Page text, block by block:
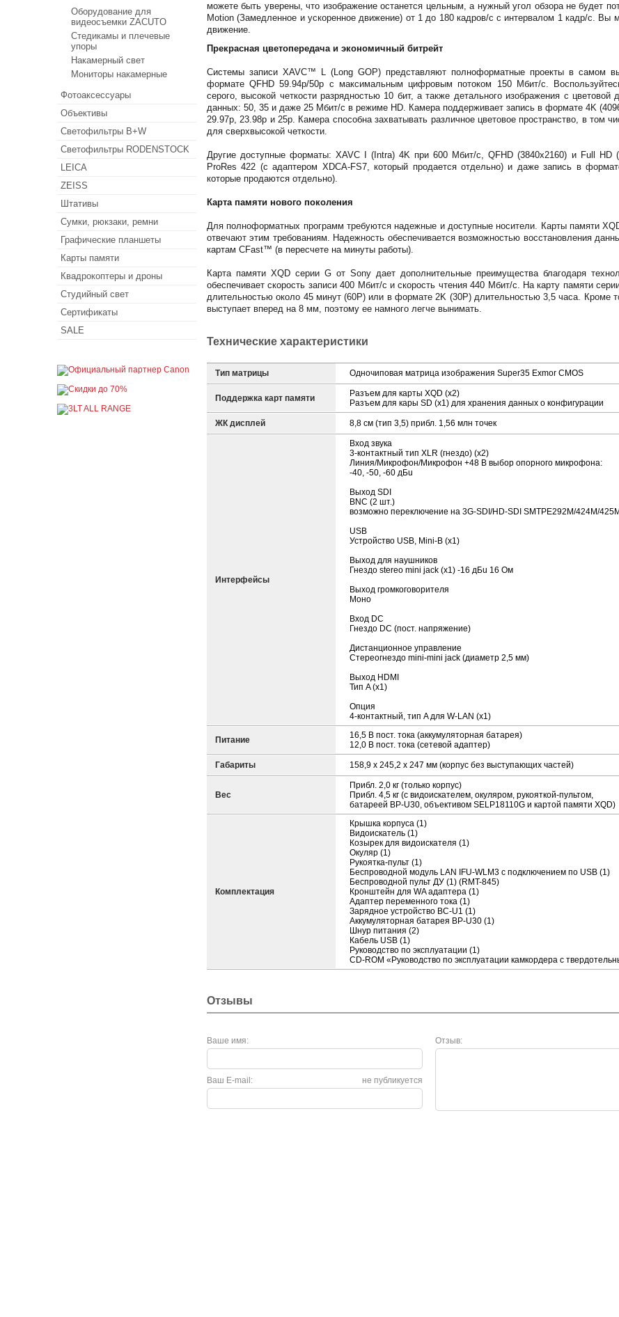
можете быть уверены, что изображение останется цельным, а нужный угол обзора не будет
Motion (Замедленное и ускоренное движение) от 1 до 180 кадров/с с интервалом 1 кадр/с. Вы
движение.
Прекрасная цветопередача и экономичный битрейт
Системы записи XAVC™ L (Long GOP) представляют полноформатные проекты в самом
формате QFHD 59.94p/50p с максимальным цифровым потоком 150 Мбит/с.
серого, высокой четкости разрядностью 10 бит, а также детального изображения с
данных: 50, 35 и даже 25 Мбит/с в режиме HD. Камера поддерживает запись в формате 4K
29.97p, 23.98p и 25p. Камера способна захватывать различное цветовое пространство, в том
для сверхвысокой четкости.
Другие доступные форматы: XAVC I (Intra) 4K при 600 Мбит/с, QFHD (3840x2160) и Full HD
ProRes 422 (с адаптером XDCA-FS7, который продается отдельно) и даже запись в
которые продаются отдельно).
Карта памяти нового поколения
Для полноформатных программ требуются надежные и доступные носители. Карты памяти
отвечают этим требованиям. Надежность обеспечивается возможностью восстановления
картам CFast™ (в пересчете на минуты работы).
Карта памяти XQD серии G от Sony дает дополнительные преимущества благодаря
обеспечивает скорость записи 400 Мбит/с и скорость чтения 440 Мбит/с. На карту памяти
длительностью около 45 минут (60P) или в формате 2K (30P) длительностью 3,5 часа. Кроме
выступает вперед на 8 мм, поэтому ее намного легче вынимать.
Технические характеристики
Тип матрицы Одночиповая матрица изображения Super35 Exmor CMOS
Поддержка карт памяти
Разъем для карты XQD (x2)
Разъем для кары SD (x1) для хранения данных о конфигурации
ЖК дисплей 8,8 см (тип 3,5) прибл. 1,56 млн точек
Интерфейсы
Вход звука
3-контактный тип XLR (гнездо) (x2)
Линия/Микрофон/Микрофон +48 В выбор опорного микрофона:
-40, -50, -60 дБu
Выход SDI
BNC (2 шт.)
возможно переключение на 3G-SDI/HD-SDI SMTPE292M/424M/425M
USB
Устройство USB, Mini-B (x1)
Выход для наушников
Гнездо stereo mini jack (x1) -16 дБu 16 Ом
Выход громкоговорителя
Моно
Вход DC
Гнездо DC (пост. напряжение)
Дистанционное управление
Стереогнездо mini-mini jack (диаметр 2,5 мм)
Выход HDMI
Тип A (x1)
Опция
4-контактный, тип A для W-LAN (x1)
Питание
16,5 В пост. тока (аккумуляторная батарея)
12,0 В пост. тока (сетевой адаптер)
Габариты 158,9 x 245,2 x 247 мм (корпус без выступающих частей)
Вес
Прибл. 2,0 кг (только корпус)
Прибл. 4,5 кг (с видоискателем, окуляром, рукояткой-пультом,
батареей BP-U30, объективом SELP18110G и картой памяти XQD)
Комплектация
Крышка корпуса (1)
Видоискатель (1)
Козырек для видоискателя (1)
Окуляр (1)
Рукоятка-пульт (1)
Беспроводной модуль LAN IFU-WLM3 с подключением по USB (1)
Беспроводной пульт ДУ (1) (RMT-845)
Кронштейн для WA адаптера (1)
Адаптер переменного тока (1)
Зарядное устройство BC-U1 (1)
Аккумуляторная батарея BP-U30 (1)
Шнур питания (2)
Кабель USB (1)
Руководство по эксплуатации (1)
CD-ROM «Руководство по эксплуатации камкордера с
Отзывы
Ваше имя: Отзыв:
не публикуется
Ваш E-mail:
Оборудование для
видеосъемки ZACUTO
Стедикамы и плечевые
упоры
Накамерный свет
Мониторы накамерные
Фотоаксессуары
Объективы
Светофильтры B+W
Светофильтры RODENSTOCK
LEICA
ZEISS
Штативы
Сумки, рюкзаки, ремни
Графические планшеты
Карты памяти
Квадрокоптеры и дроны
Студийный свет
Сертификаты
SALE